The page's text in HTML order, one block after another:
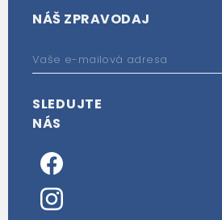
NÁŠ ZPRAVODAJ
SLEDUJTE
NÁS